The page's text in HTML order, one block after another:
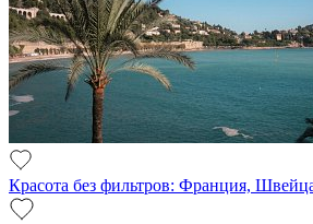
Красота без фильтров: Франция,